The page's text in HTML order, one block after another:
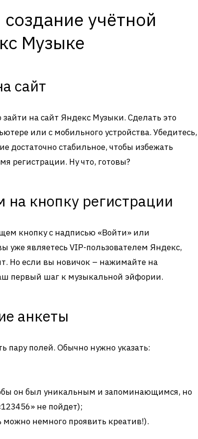
учётной
Музыке
сайт
на сайт Яндекс Музыки. Сделать это
или с мобильного устройства. Убедитесь,
достаточно стабильное, чтобы избежать
регистрации. Ну что, готовы?
кнопку регистрации
кнопку с надписью «Войти» или
уже являетесь VIP-пользователем Яндекс,
Но если вы новичок – нажимайте на
первый шаг к музыкальной эйфории.
анкеты
пару полей. Обычно нужно указать:
он был уникальным и запоминающимся, но
не пойдет);
немного проявить креатив!).